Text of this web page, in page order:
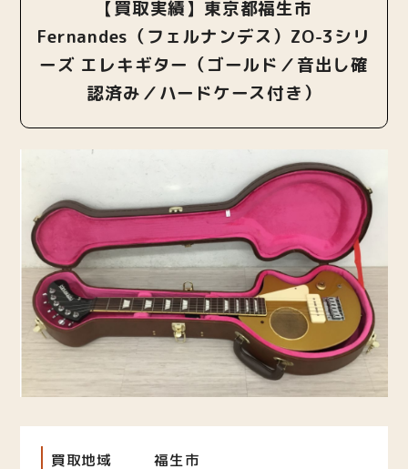
【買取実績】東京都福生市
Fernandes（フェルナンデス）ZO-3シリ
ーズ エレキギター（ゴールド／音出し確
認済み／ハードケース付き）
買取地域 福生市